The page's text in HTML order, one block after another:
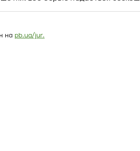
на pb.ua/jur.